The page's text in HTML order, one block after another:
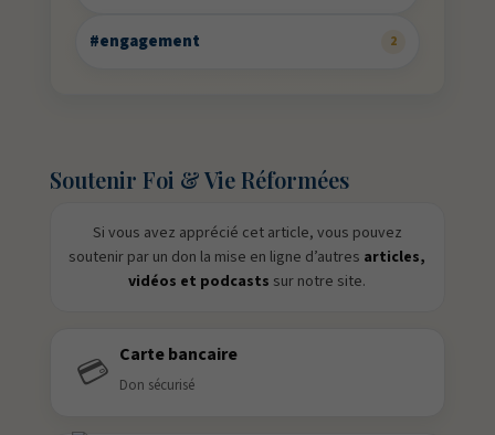
#engagement 2
Soutenir Foi & Vie Réformées
Si vous avez apprécié cet article, vous pouvez
soutenir par un don la mise en ligne d’autres articles,
vidéos et podcasts sur notre site.
💳 Carte bancaire
Don sécurisé